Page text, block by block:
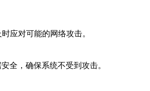
应对可能的网络攻击。
全，确保系统不受到攻击。